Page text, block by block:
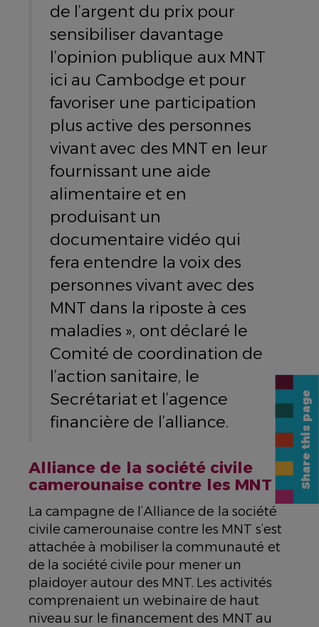
de l’argent du prix pour
sensibiliser davantage
l’opinion publique aux MNT
ici au Cambodge et pour
favoriser une participation
plus active des personnes
vivant avec des MNT en leur
fournissant une aide
alimentaire et en
produisant un
documentaire vidéo qui
fera entendre la voix des
personnes vivant avec des
MNT dans la riposte à ces
maladies », ont déclaré le
Comité de coordination de
l’action sanitaire, le
Secrétariat et l’agence
financière de l’alliance.
Alliance de la société civile
camerounaise contre les MNT
La campagne de l’Alliance de la société
civile camerounaise contre les MNT s’est
attachée à mobiliser la communauté et
de la société civile pour mener un
plaidoyer autour des MNT. Les activités
comprenaient un webinaire de haut
niveau sur le financement des MNT au
Share this page